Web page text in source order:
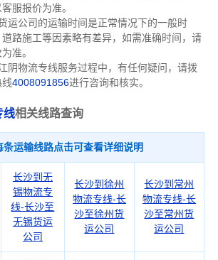
服报价为准。
运公司的运输时间是正常情况下的一般时
路施工等因素略有差异，如需准确时间，请
准。
阴物流专线服务过程中，有任何疑问，请拨
4008091856进行咨询和核实。
线相关线路查询
条运输线路点击可查看详细说明
长沙到无
锡物流专
线-长沙至
无锡货运
公司
长沙到徐州
物流专线-长
沙至徐州货
运公司
长沙到常州
物流专线-长
沙至常州货
运公司